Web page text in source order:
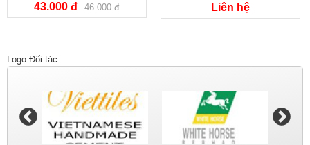
43.000 đ 46.000 đ Liên hệ
Logo Đối tác